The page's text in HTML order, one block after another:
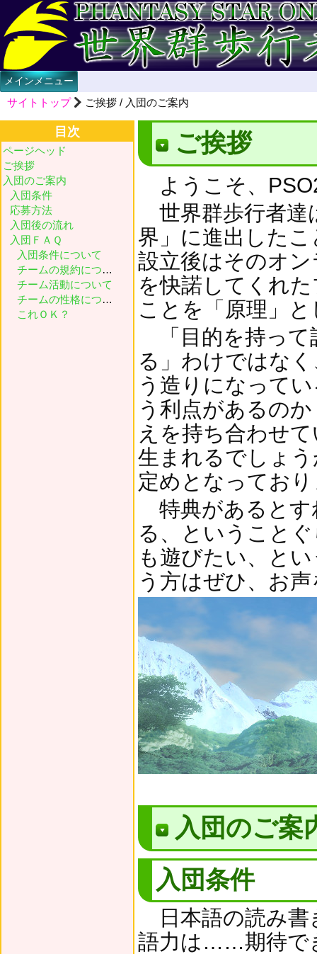
メインメニュー
サイトトップ ご挨拶 / 入団のご案内
目次
ページヘッド
ご挨拶
入団のご案内
入団条件
応募方法
入団後の流れ
入団ＦＡＱ
入団条件について
チームの規約について
チーム活動について
チームの性格について
これＯＫ？
ご挨拶
ようこそ、
世界群歩行者達
界」に進出した
設立後はそのオ
を快諾してくれ
ことを「原理」
「目的を持って
る」わけではな
う造りになって
う利点があるの
えを持ち合わせ
生まれるでしょ
定めとなってお
特典があるとす
る、ということ
も遊びたい、と
う方はぜひ、お
入団のご案
入団条件
日本語の読み書
語力は……期待で